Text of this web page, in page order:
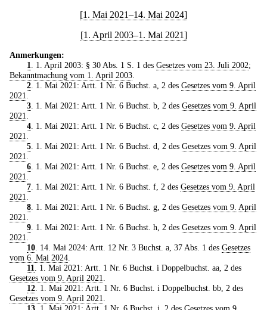
[1. Mai 2021–14. Mai 2024]
[1. April 2003–1. Mai 2021]
Anmerkungen:
1
. 1. April 2003: § 30 Abs. 1 S. 1 des Gesetzes vom 23. Juli 2002;
Bekanntmachung vom 1. April 2003
2. 1. Mai 2021: Artt. 1 Nr. 6 Buchst. a, 2 des Gesetzes vom 9. April
2021
3. 1. Mai 2021: Artt. 1 Nr. 6 Buchst. b, 2 des Gesetzes vom 9. April
2021
4. 1. Mai 2021: Artt. 1 Nr. 6 Buchst. c, 2 des Gesetzes vom 9. April
2021
5. 1. Mai 2021: Artt. 1 Nr. 6 Buchst. d, 2 des Gesetzes vom 9. April
2021
6. 1. Mai 2021: Artt. 1 Nr. 6 Buchst. e, 2 des Gesetzes vom 9. April
2021
7. 1. Mai 2021: Artt. 1 Nr. 6 Buchst. f, 2 des Gesetzes vom 9. April
2021
8. 1. Mai 2021: Artt. 1 Nr. 6 Buchst. g, 2 des Gesetzes vom 9. April
2021
9. 1. Mai 2021: Artt. 1 Nr. 6 Buchst. h, 2 des Gesetzes vom 9. April
2021
10. 14. Mai 2024: Artt. 12 Nr. 3 Buchst. a, 37 Abs. 1 des Gesetzes
vom 6. Mai 2024
11
. 1. Mai 2021: Artt. 1 Nr. 6 Buchst. i Doppelbuchst. aa, 2 des
Gesetzes vom 9. April 2021
12. 1. Mai 2021: Artt. 1 Nr. 6 Buchst. i Doppelbuchst. bb, 2 des
Gesetzes vom 9. April 2021
13. 1. Mai 2021: Artt. 1 Nr. 6 Buchst. j, 2 des Gesetzes vom 9.